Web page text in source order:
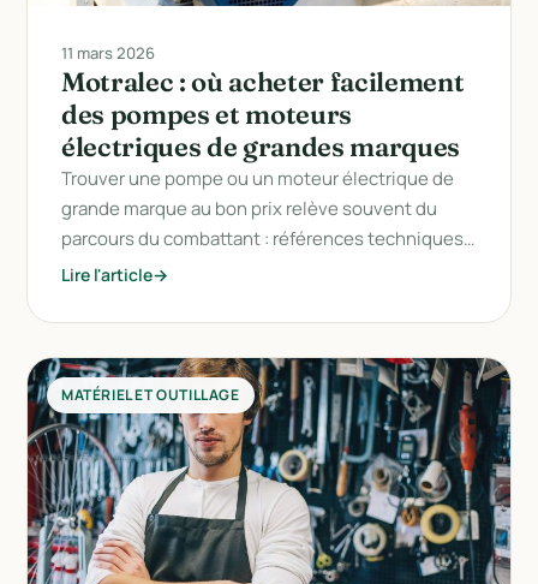
11 mars 2026
Motralec : où acheter facilement
des pompes et moteurs
électriques de grandes marques
Trouver une pompe ou un moteur électrique de
grande marque au bon prix relève souvent du
parcours du combattant : références techniques…
Lire l'article
MATÉRIEL ET OUTILLAGE